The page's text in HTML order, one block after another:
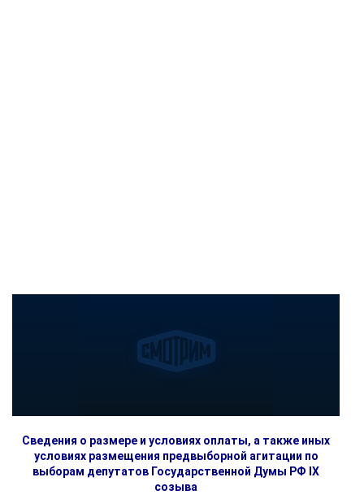
Сведения о размере и условиях оплаты, а также иных
условиях размещения предвыборной агитации по
выборам депутатов Государственной Думы РФ IX
созыва